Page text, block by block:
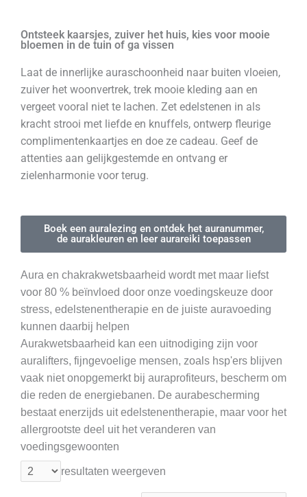
Ontsteek kaarsjes, zuiver het huis, kies voor mooie
bloemen in de tuin of ga vissen
Laat de innerlijke auraschoonheid naar buiten vloeien,
zuiver het woonvertrek, trek mooie kleding aan en
vergeet vooral niet te lachen. Zet edelstenen in als
kracht strooi met liefde en knuffels, ontwerp fleurige
complimentenkaartjes en doe ze cadeau. Geef de
attenties aan gelijkgestemde en ontvang er
zielenharmonie voor terug.
Boek een auralezing en ontdek het auranummer,
de aurakleuren en leer aurareiki toepassen
Aura en chakrakwetsbaarheid wordt met maar liefst
voor 80 % beïnvloed door onze voedingskeuze door
stress, edelstenentherapie en de juiste auravoeding
kunnen daarbij helpen
Aurakwetsbaarheid kan een uitnodiging zijn voor
auralifters, fijngevoelige mensen, zoals hsp'ers blijven
vaak niet onopgemerkt bij auraprofiteurs, bescherm om
die reden de energiebanen. De aurabescherming
bestaat enerzijds uit edelstenentherapie, maar voor het
allergrootste deel uit het veranderen van
voedingsgewoonten
resultaten weergeven